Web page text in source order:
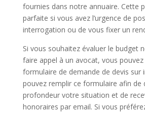
fournies dans notre annuaire. Cette
parfaite si vous avez l’urgence de
interrogation ou de vous fixer un
Si vous souhaitez évaluer le budget
faire appel à un avocat, vous
formulaire de demande de devis sur
pouvez remplir ce formulaire afin de
profondeur votre situation et de
honoraires par email. Si vous